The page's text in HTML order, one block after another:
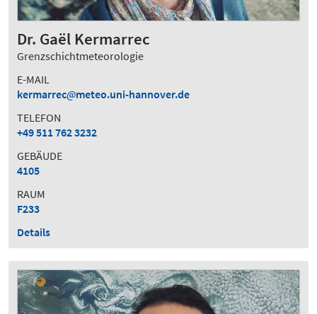
Dr. Gaël Kermarrec
Grenzschichtmeteorologie
E-MAIL
kermarrec
meteo.uni-hannover.de
TELEFON
+49 511 762 3232
GEBÄUDE
4105
RAUM
F233
Details